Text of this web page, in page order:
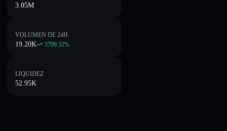
3.05M
VOLUMEN DE 24H
19.20K 3709.32%
LIQUIDEZ
52.95K